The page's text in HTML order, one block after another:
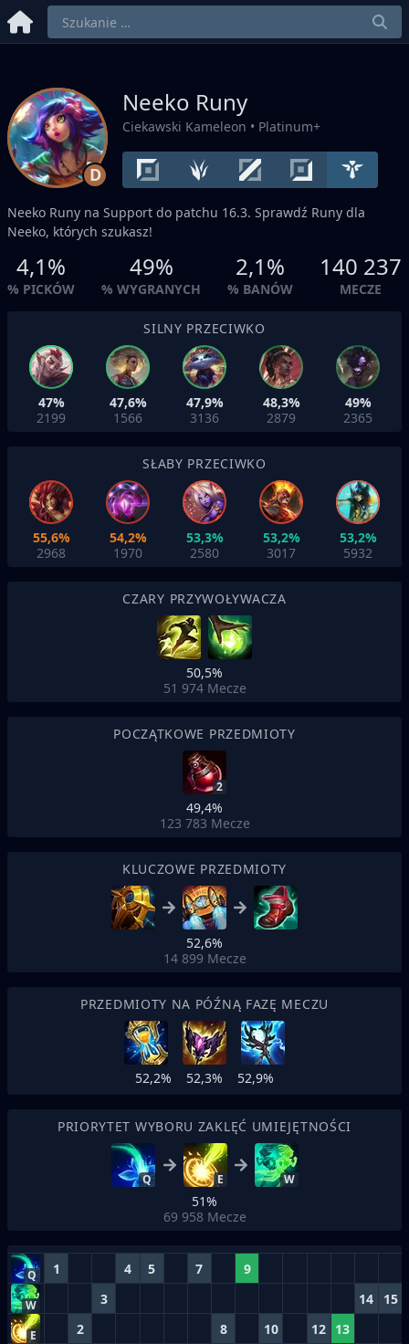
D
Neeko Runy
Ciekawski Kameleon • Platinum+
Neeko Runy na Support do patchu 16.3. Sprawdź Runy dla
Neeko, których szukasz!
4,1%
% PICKÓW
49%
% WYGRANYCH
2,1%
% BANÓW
140 237
MECZE
SILNY PRZECIWKO
47%
2199
47,6%
1566
47,9%
3136
48,3%
2879
49%
2365
SŁABY PRZECIWKO
55,6%
2968
54,2%
1970
53,3%
2580
53,2%
3017
53,2%
5932
CZARY PRZYWOŁYWACZA
50,5%
51 974 Mecze
POCZĄTKOWE PRZEDMIOTY
2
49,4%
123 783 Mecze
KLUCZOWE PRZEDMIOTY
52,6%
14 899 Mecze
PRZEDMIOTY NA PÓŹNĄ FAZĘ MECZU
52,2% 52,3% 52,9%
PRIORYTET WYBORU ZAKLĘĆ UMIEJĘTNOŚCI
Q E W
51%
69 958 Mecze
Q 1 4 5 7 9
W 3 14 15
E 2 8 10 12 13